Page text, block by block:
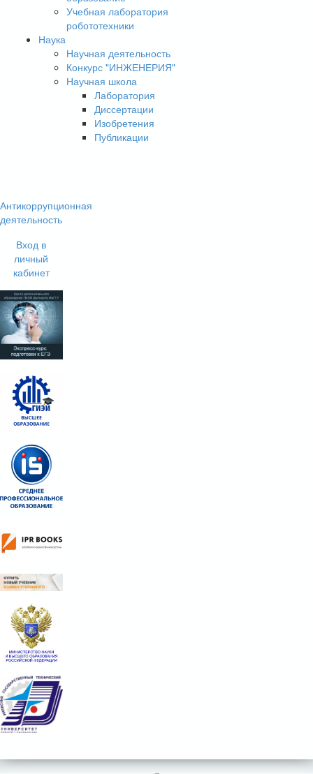
Учебная лаборатория
робототехники
Наука
Научная деятельность
Конкурс "ИНЖЕНЕРИЯ"
Научная школа
Лаборатория
Диссертации
Изобретения
Публикации
Антикоррупционная
деятельность
Вход в
личный
кабинет